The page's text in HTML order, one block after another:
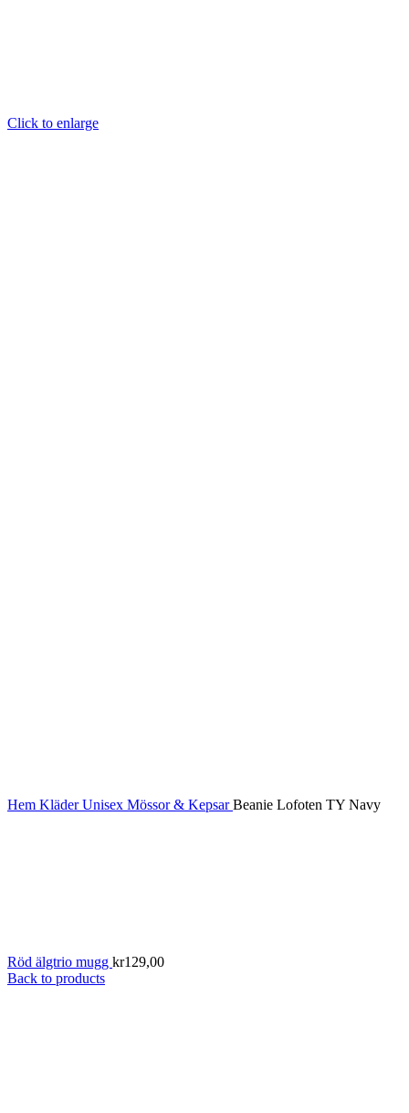
Click to enlarge
Hem KläderUnisex Mössor & KepsarBeanie Lofoten TY Navy
Röd älgtrio mugg kr129,00
Back to products